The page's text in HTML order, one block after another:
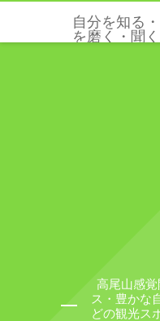
自分を知る
を磨く・聞
高尾山感
ス・豊かな
どの観光ス